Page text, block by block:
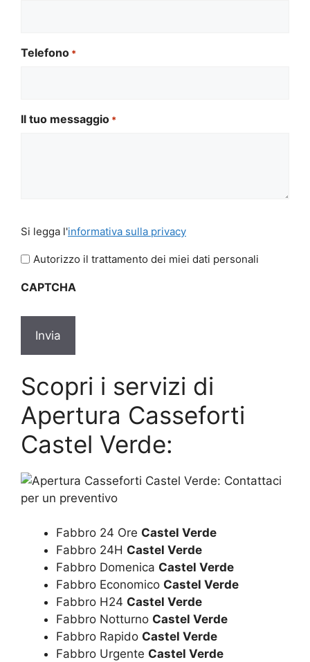
Telefono *
Il tuo messaggio *
legga
l'informativa
privacy
Si legga l'informativa sulla privacy
Autorizzo il trattamento dei miei dati personali
CAPTCHA
Scopri i servizi di
Apertura Casseforti
Castel Verde:
Fabbro 24 Ore Castel Verde
Fabbro 24H Castel Verde
Fabbro Domenica Castel Verde
Fabbro Economico Castel Verde
Fabbro H24 Castel Verde
Fabbro Notturno Castel Verde
Fabbro Rapido Castel Verde
Fabbro Urgente Castel Verde